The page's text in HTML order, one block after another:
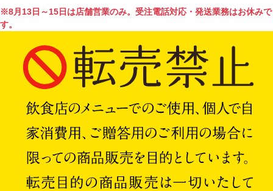
※8月13日～15日は店舗営業のみ。受注電話対応・発送業務はお休みで
す。